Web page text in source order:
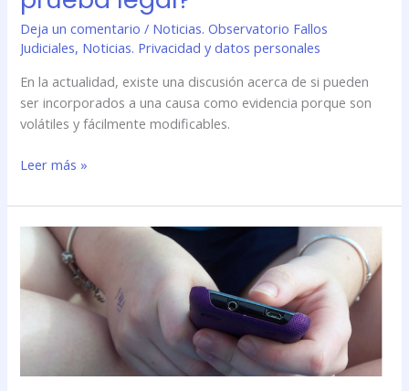
Deja un comentario / Noticias. Observatorio Fallos
Judiciales, Noticias. Privacidad y datos personales
En la actualidad, existe una discusión acerca de si pueden
ser incorporados a una causa como evidencia porque son
volátiles y fácilmente modificables.
Leer más »
Los
nuevos
SMS
autodestruibles
el